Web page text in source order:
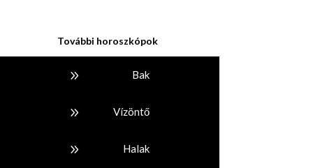
További horoszkópok
9 Bak
9 Vízöntő
9 Halak